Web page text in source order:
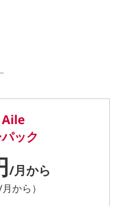
ック
/月から
から）